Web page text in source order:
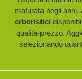
maturata negli
erboristici
qualità-prezzo.
selezionando